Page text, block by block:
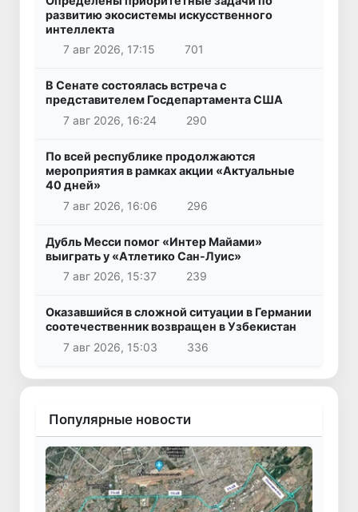
развитию экосистемы искусственного
интеллекта
7 авг 2026, 17:15
701
В Сенате состоялась встреча с
представителем Госдепартамента США
7 авг 2026, 16:24
290
По всей республике продолжаются
мероприятия в рамках акции «Актуальные
40 дней»
7 авг 2026, 16:06
296
Дубль Месси помог «Интер Майами»
выиграть у «Атлетико Сан-Луис»
7 авг 2026, 15:37
239
Оказавшийся в сложной ситуации в Германии
соотечественник возвращен в Узбекистан
7 авг 2026, 15:03
336
Популярные новости